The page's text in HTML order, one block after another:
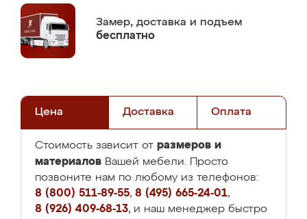
Замер, доставка и подъем
бесплатно
Цена Доставка Оплата
Стоимость зависит от размеров и
материалов Вашей мебели. Просто
позвоните нам по любому из телефонов:
8 (800) 511-89-55, 8 (495) 665-24-01,
8 (926) 409-68-13, и наш менеджер быстро